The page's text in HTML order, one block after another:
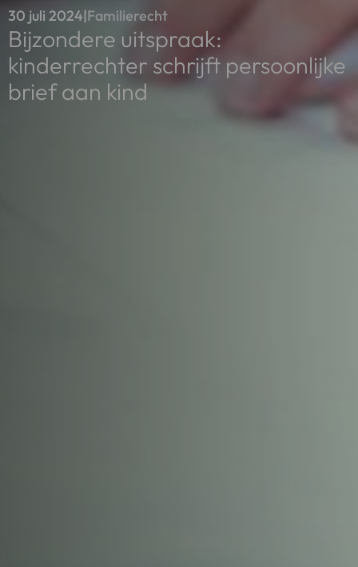
30 juli 2024|Familierecht
Bijzondere uitspraak:
kinderrechter schrijft persoonlijke
brief aan kind